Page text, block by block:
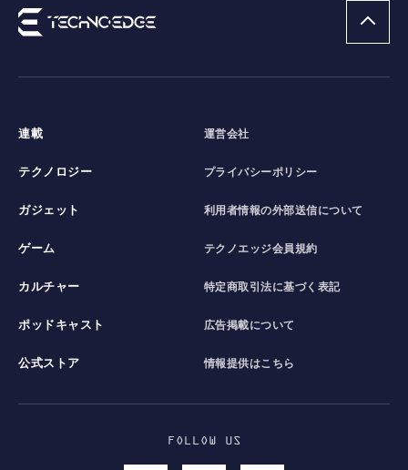
連載
テクノロジー
ガジェット
ゲーム
カルチャー
ポッドキャスト
公式ストア
運営会社
プライバシーポリシー
利用者情報の外部送信について
テクノエッジ会員規約
特定商取引法に基づく表記
広告掲載について
情報提供はこちら
FOLLOW US